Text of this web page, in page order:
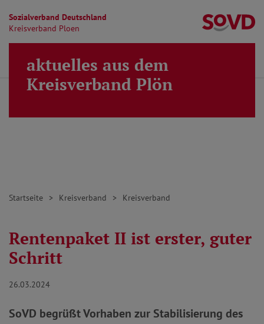
Sozialverband Deutschland
Kreisverband Ploen
Direkt zu den Inhalten springen
MENÜ
aktuelles aus dem
Kreisverband Plön
Startseite Kreisverband Kreisverband
Rentenpaket II ist erster, guter
Schritt
26.03.2024
SoVD begrüßt Vorhaben zur Stabilisierung des